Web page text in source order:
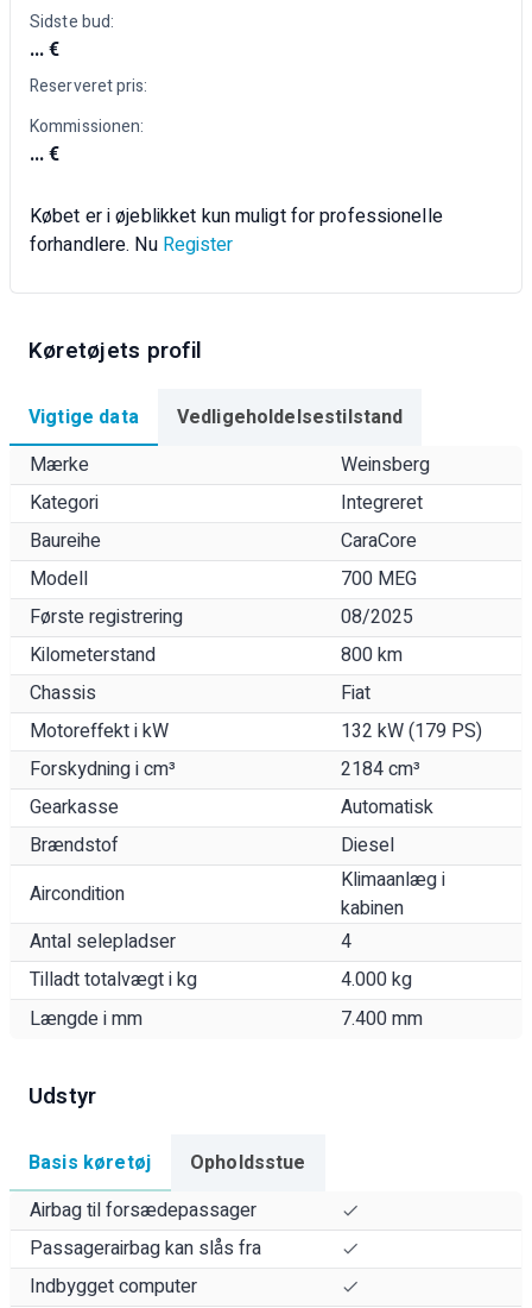
Sidste bud:
... €
Reserveret pris:
Kommissionen:
... €
Købet er i øjeblikket kun muligt for professionelle
forhandlere. Nu Register
Køretøjets profil
Vigtige data
Vedligeholdelsestilstand
Mærke
Weinsberg
Kategori
Integreret
Baureihe
CaraCore
Modell
700 MEG
Første registrering
08/2025
Kilometerstand
800 km
Chassis
Fiat
Motoreffekt i kW
132 kW (179 PS)
Forskydning i cm³
2184 cm³
Gearkasse
Automatisk
Brændstof
Diesel
Aircondition
Klimaanlæg i
kabinen
Antal selepladser
4
Tilladt totalvægt i kg
4.000 kg
Længde i mm
7.400 mm
Udstyr
Basis køretøj
Opholdsstue
Airbag til forsædepassager
Passagerairbag kan slås fra
Indbygget computer